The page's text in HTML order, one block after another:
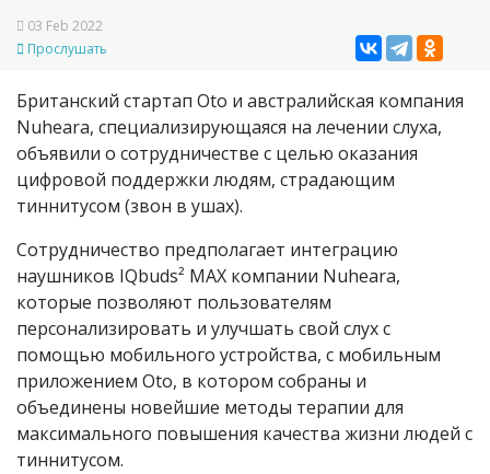
03 Feb 2022
Прослушать
Британский стартап Oto и австралийская компания
Nuheara, специализирующаяся на лечении слуха,
объявили о сотрудничестве с целью оказания
цифровой поддержки людям, страдающим
тиннитусом (звон в ушах).
Сотрудничество предполагает интеграцию
наушников IQbuds² MAX компании Nuheara,
которые позволяют пользователям
персонализировать и улучшать свой слух с
помощью мобильного устройства, с мобильным
приложением Oto, в котором собраны и
объединены новейшие методы терапии для
максимального повышения качества жизни людей с
тиннитусом.